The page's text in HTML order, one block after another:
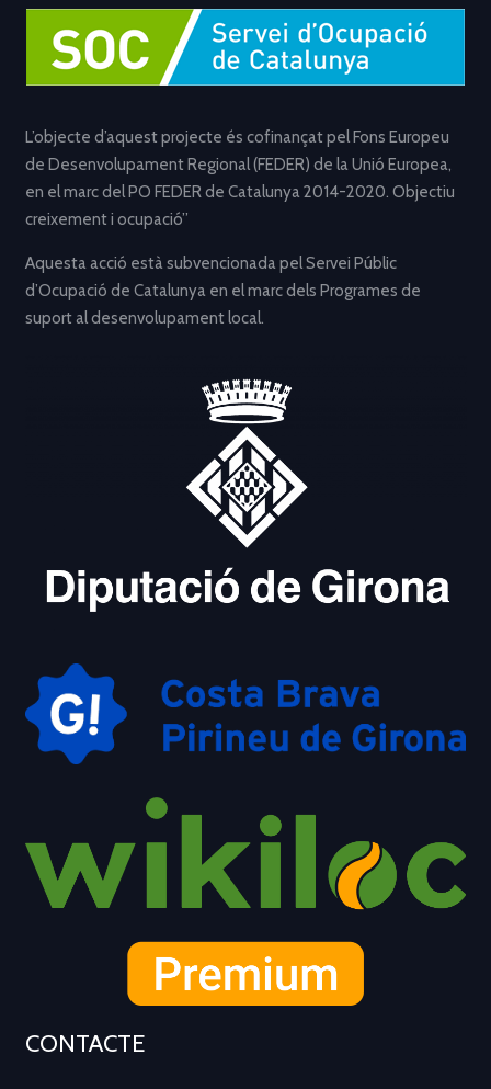
L’objecte d’aquest projecte és cofinançat pel Fons Europeu
de Desenvolupament Regional (FEDER) de la Unió Europea,
en el marc del PO FEDER de Catalunya 2014-2020. Objectiu
creixement i ocupació”
Aquesta acció està subvencionada pel Servei Públic
d’Ocupació de Catalunya en el marc dels Programes de
suport al desenvolupament local.
CONTACTE